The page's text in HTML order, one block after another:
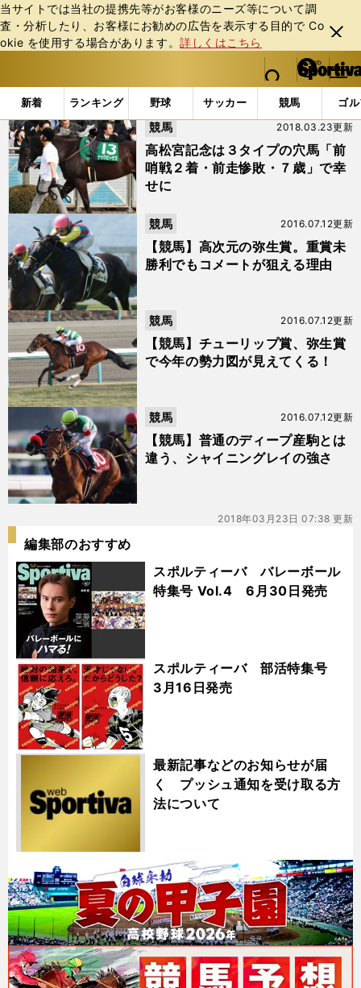
当サイトでは当社の提携先等がお客様のニーズ等について調
査・分析したり、お客様にお勧めの広告を表⽰する⽬的で Co
okie を使⽤する場合があります。詳しくはこちら
閉じ
る
web Sportiva (webスポルティーバ)
検索
マイペ
ー
ジ
メニュ
新着 ランキング 野球 サッカー 競馬 ゴ
b
ス
ポ
ル
テ
ィ
ー
バ
「#シャイニングレイ」の最新ニュース・ 情報
高松宮記念は３タイプの穴馬「前
哨戦２着・前走惨敗・７歳」で幸
せに
2018.03.23更新
競馬
【競馬】高次元の弥生賞。重賞未
勝利でもコメートが狙える理由
2016.07.12更新
競馬
【競馬】チューリップ賞、弥生賞
で今年の勢力図が見えてくる！
2016.07.12更新
競馬
【競馬】普通のディープ産駒とは
違う、シャイニングレイの強さ
2016.07.12更新
競馬
2018年03月23日 07:38 更新
編集部のおすすめ
スポルティーバ バレーボール
特集号 Vol.4 6月30日発売
スポルティーバ 部活特集号
3月16日発売
最新記事などのお知らせが届
く プッシュ通知を受け取る方
法について